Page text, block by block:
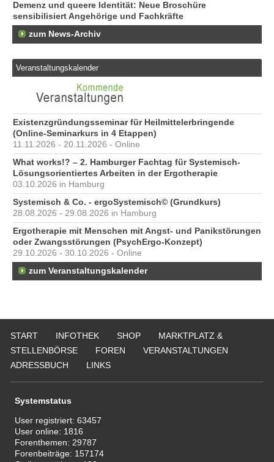
Demenz und queere Identität: Neue Broschüre
sensibilisiert Angehörige und Fachkräfte
zum News-Archiv
Veranstaltungskalender
Existenzgründungsseminar für Heilmittelerbringende
(Online-Seminarkurs in 4 Etappen)
11.11.2026 - 20.11.2026 - Online
What works!? – 2. Hamburger Fachtag für Systemisch-
Lösungsorientiertes Arbeiten in der Ergotherapie
03.10.2026 in Hamburg
Systemisch & Co. - ergoSystemisch© (Grundkurs)
28.08.2026 - 29.08.2026 in Hamburg
Ergotherapie mit Menschen mit Angst- und Panikstörungen
oder Zwangsstörungen (PsychErgo-Konzept)
29.10.2026 - 30.10.2026 - Online
zum Veranstaltungskalender
START INFOTHEK SHOP
MARKTPLATZ &
STELLENBÖRSE
FOREN
VERANSTALTUNGEN
ADRESSBUCH
LINKS
Systemstatus
User registriert:63457
User online: 1816
Forenthemen: 29787
Forenbeiträge: 157174